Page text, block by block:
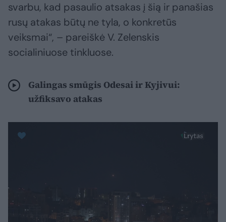
svarbu, kad pasaulio atsakas į šią ir panašias
rusų atakas būtų ne tyla, o konkretūs
veiksmai“, – pareiškė V. Zelenskis
socialiniuose tinkluose.
Galingas smūgis Odesai ir Kyjivui:
užfiksavo atakas